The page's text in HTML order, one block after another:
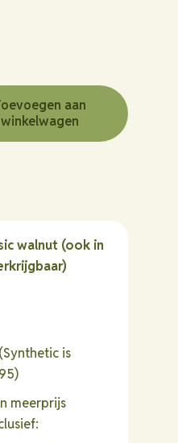
aan
winkelwagen
walnut (ook in
is
meerprijs